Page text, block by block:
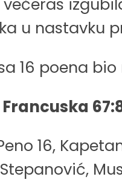
u nastavku
16 poena
Peno 16,